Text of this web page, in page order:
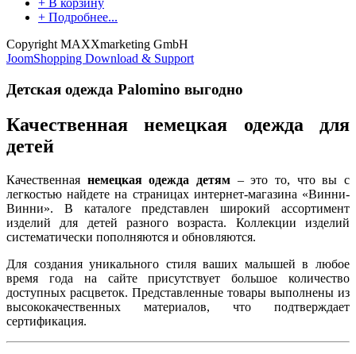
+ В корзину
+ Подробнее...
Copyright MAXXmarketing GmbH
JoomShopping Download & Support
Детская одежда Palomino выгодно
Качественная немецкая одежда для
детей
Качественная немецкая одежда детям – это то, что вы с
легкостью найдете на страницах интернет-магазина «Винни-
Винни». В каталоге представлен широкий ассортимент
изделий для детей разного возраста. Коллекции изделий
систематически пополняются и обновляются.
Для создания уникального стиля ваших малышей в любое
время года на сайте присутствует большое количество
доступных расцветок. Представленные товары выполнены из
высококачественных материалов, что подтверждает
сертификация.